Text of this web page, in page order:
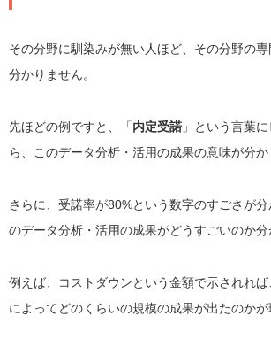
その分野に馴染みが無い人ほど、その分野の
分かりません。
先ほどの例ですと、「内定受諾 」という言葉
ら、このデータ分析・活用の成果の意味が分か
さらに、受諾率が80%という数字のすごさが
のデータ分析・活用の成果がどうすごいのか分
例えば、コストダウンという金額で示されれ
によってどのくらいの規模の成果が出たのかが